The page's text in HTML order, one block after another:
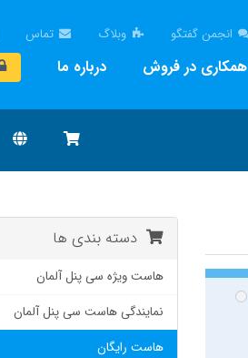
درباره ما همکاری در فروش
تماس وبلاگ انجمن گفتگو
دسته بندی ها
هاست ویژه سی پنل آلمان
نمایندگی هاست سی پنل آلمان
هاست رایگان